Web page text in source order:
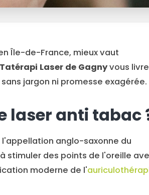
Île-de-France, mieux vaut
Laser de Gagnyvous livre
jargon ni promesse exagérée.
laser anti tabac
anglo-saxonne du
stimuler des points de l'oreille
moderne de l'